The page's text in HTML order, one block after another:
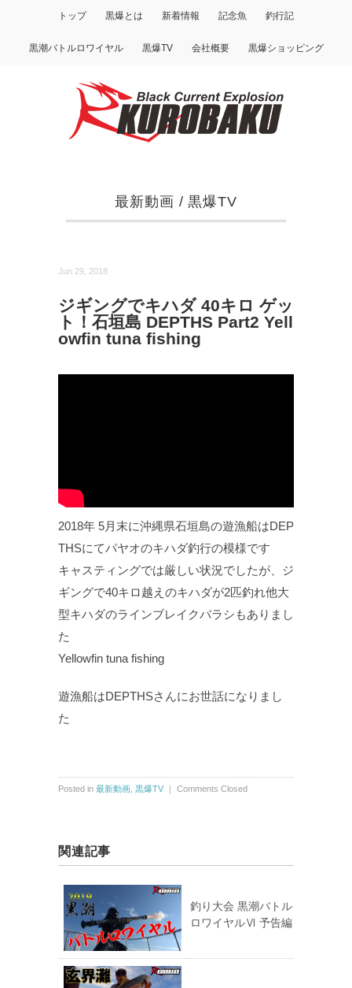
トップ 黒爆とは 新着情報 記念魚 釣行記
黒潮バトルロワイヤル 黒爆TV 会社概要 黒爆ショッピング
最新動画 /黒爆TV
Jun 29, 2018
ジギングでキハダ 40キロ ゲッ
ト！石垣島 DEPTHS Part2 Yell
owfin tuna fishing
2018年 5月末に沖縄県石垣島の遊漁船はDEP
THSにてパヤオのキハダ釣行の模様です
キャスティングでは厳しい状況でしたが、ジ
ギングで40キロ越えのキハダが2匹釣れ他大
型キハダのラインブレイクバラシもありまし
た
Yellowfin tuna fishing
遊漁船はDEPTHSさんにお世話になりまし
た
Posted in 最新動画 黒爆TV ｜ Comments Closed
関連記事
釣り大会 黒潮バトル
ロワイヤルⅥ 予告編